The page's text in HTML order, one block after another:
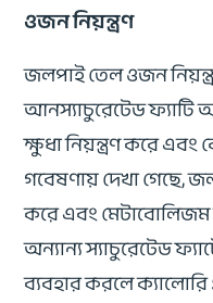
ওজন নিয়ন্ত্রণ
জলপাই তেল ওজন
আনস্যাচুরেটেড ফ্যাটি
ক্ষুধা নিয়ন্ত্রণ করে এবং
গবেষণায় দেখা গেছে,
করে এবং মেটাবোলিজম
অন্যান্য স্যাচুরেটেড
ব্যবহার করলে ক্যালোরি